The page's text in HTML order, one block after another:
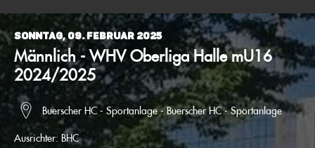
Sonntag, 09. Februar 2025
Männlich - WHV Oberliga Halle mU16
2024/2025
Buerscher HC - Sportanlage - Buerscher HC - Sportanlage
Ausrichter: BHC